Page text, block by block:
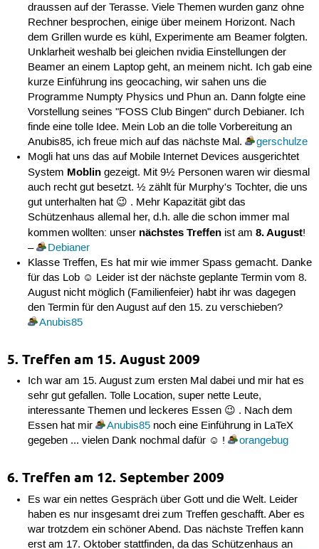
draussen auf der Terasse. Viele Themen wurden ganz ohne
Rechner besprochen, einige über meinem Horizont. Nach
dem Grillen wurde es kühl, Experimente am Beamer folgten.
Unklarheit weshalb bei gleichen nvidia Einstellungen der
Beamer an einem Laptop geht, an meinem nicht. Ich gab eine
kurze Einführung ins geocaching, wir sahen uns die
Programme Numpty Physics und Phun an. Dann folgte eine
Vorstellung seines "FOSS Club Bingen" durch Debianer. Ich
finde eine tolle Idee. Mein Lob an die tolle Vorbereitung an
Anubis85, ich freue mich auf das nächste Mal.
gerschulze
Mogli hat uns das auf Mobile Internet Devices ausgerichtet
System Moblin gezeigt. Mit 9½ Personen waren wir diesmal
auch recht gut besetzt. ½ zählt für Murphy's Tochter, die uns
gut unterhalten hat 😉 . Mehr Kapazität gibt das
Schützenhaus allemal her, d.h. alle die schon immer mal
kommen wollten: unser nächstes Treffen ist am8. August!
–
Debianer
Klasse Treffen, Es hat mir wie immer Spass gemacht. Danke
für das Lob ☺ Leider ist der nächste geplante Termin vom 8.
August nicht möglich (Familienfeier) habt ihr was dagegen
den Termin für den August auf den 15. zu verschieben?
Anubis85
5. Treffen am 15. August 2009
Ich war am 15. August zum ersten Mal dabei und mir hat es
sehr gut gefallen. Tolle Location, super nette Leute,
interessante Themen und leckeres Essen 😉 . Nach dem
Essen hat mir
Anubis85 noch eine Einführung in LaTeX
gegeben ... vielen Dank nochmal dafür ☺ !
orangebug
6. Treffen am 12. September 2009
Es war ein nettes Gespräch über Gott und die Welt. Leider
haben es nur insgesamt drei zum Treffen geschafft. Aber es
war trotzdem ein schöner Abend. Das nächste Treffen kann
erst am 17. Oktober stattfinden, da das Schützenhaus an